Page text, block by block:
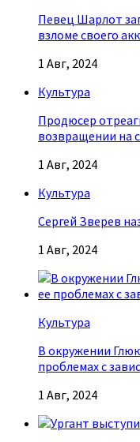
Певец Шарлот
взломе своего
1 Авг, 2024
Культура
Продюсер
возвращении на
1 Авг, 2024
Культура
Сергей Зверев
1 Авг, 2024
Культура
В окружении
проблемах с
1 Авг, 2024